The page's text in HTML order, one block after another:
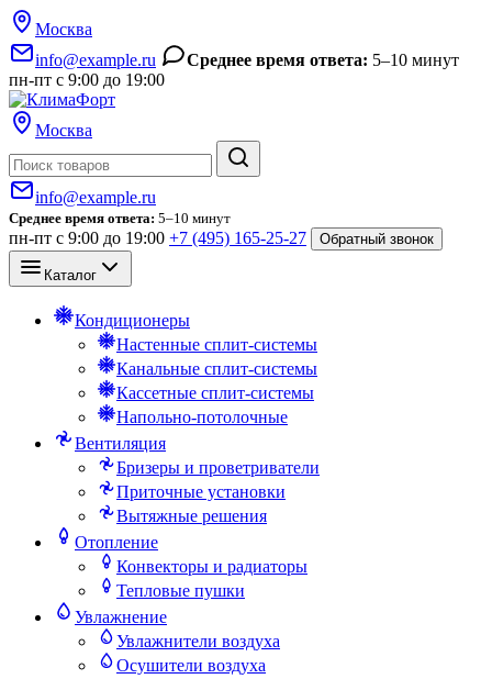
Москва
info@example.ru
Среднее время ответа: 5–10 минут
пн-пт с 9:00 до 19:00
Москва
info@example.ru
Среднее время ответа: 5–10 минут
пн-пт с 9:00 до 19:00 +7 (495) 165-25-27 Обратный звонок
Каталог
Кондиционеры
Настенные сплит-системы
Канальные сплит-системы
Кассетные сплит-системы
Напольно-потолочные
Вентиляция
Бризеры и проветриватели
Приточные установки
Вытяжные решения
Отопление
Конвекторы и радиаторы
Тепловые пушки
Увлажнение
Увлажнители воздуха
Осушители воздуха